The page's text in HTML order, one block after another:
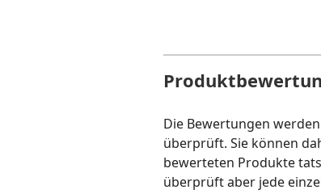
Die Bewertungen
überprüft. Sie können
bewerteten Produkte
überprüft aber jede